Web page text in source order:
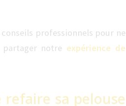
professionnels pour ne
notre expérience de
sa pelouse